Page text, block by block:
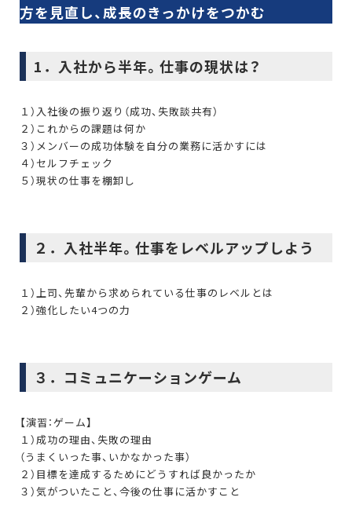
方を見直し、成長のきっかけをつかむ
1．入社から半年。仕事の現状は？
１）入社後の振り返り（成功、失敗談共有）
２）これからの課題は何か
３）メンバーの成功体験を自分の業務に活かすには
４）セルフチェック
５）現状の仕事を棚卸し
２．入社半年。仕事をレベルアップしよう
１）上司、先輩から求められている仕事のレベルとは
２）強化したい4つの力
３．コミュニケーションゲーム
【演習：ゲーム】
１）成功の理由、失敗の理由
（うまくいった事、いかなかった事）
２）目標を達成するためにどうすれば良かったか
３）気がついたこと、今後の仕事に活かすこと